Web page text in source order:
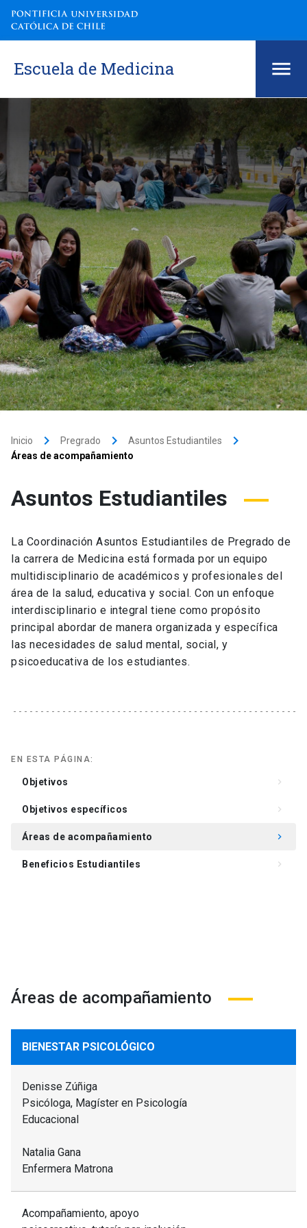
Escuela de Medicina
Inicio keyboard_arrow_right Pregrado keyboard_arrow_right Asuntos Estudiantiles keyboard_arrow_right
Áreas de acompañamiento
Asuntos Estudiantiles
La Coordinación Asuntos Estudiantiles de Pregrado de
la carrera de Medicina está formada por un equipo
multidisciplinario de académicos y profesionales del
área de la salud, educativa y social. Con un enfoque
interdisciplinario e integral tiene como propósito
principal abordar de manera organizada y específica
las necesidades de salud mental, social, y
psicoeducativa de los estudiantes.
EN ESTA PÁGINA:
Objetivos keyboard_arrow_right
Objetivos específicos keyboard_arrow_right
Áreas de acompañamiento keyboard_arrow_right
Beneficios Estudiantiles keyboard_arrow_right
Áreas de acompañamiento
BIENESTAR PSICOLÓGICO
Denisse Zúñiga
Psicóloga, Magíster en Psicología
Educacional
Natalia Gana
Enfermera Matrona
Acompañamiento, apoyo